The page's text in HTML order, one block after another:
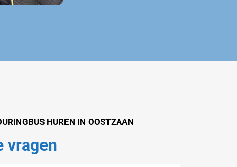
HUREN IN OOSTZAAN
vragen